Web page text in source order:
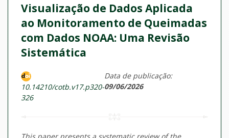
Visualização de Dados Aplicada
ao Monitoramento de Queimadas
com Dados NOAA: Uma Revisão
Sistemática
10.14210/cotb.v17.p320-
326
Data de publicação:
09/06/2026